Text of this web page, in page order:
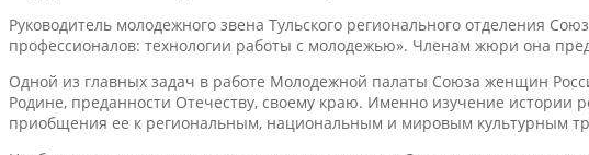
Руководитель молодежного звена Тульского регионального отделения
профессионалов: технологии работы с молодежью». Членам жюри она
Одной из главных задач в работе Молодежной палаты Союза женщин
Родине, преданности Отечеству, своему краю. Именно изучение истории
приобщения ее к региональным, национальным и мировым культурным